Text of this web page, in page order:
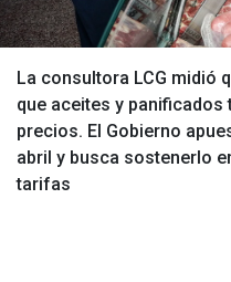
La consultora LCG midió
que aceites y
precios. El Gobierno
abril y busca sostenerlo
tarifas